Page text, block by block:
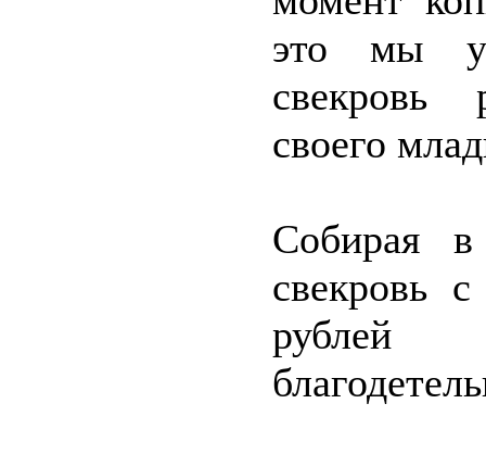
это мы
свекровь
своего
Собирая в
свекровь
рублей